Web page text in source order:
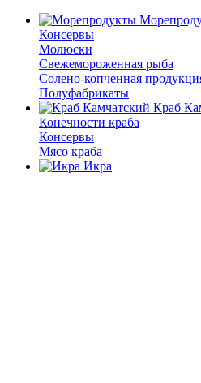
Консервы
Молюски
Свежемороженная рыба
Солено-копченная
Полуфабрикаты
Краб
Конечности краба
Консервы
Мясо краба
Икра